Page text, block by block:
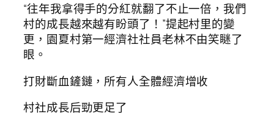
“往年我拿得手的分紅就翻了不止一倍，我們
村的成長越來越有盼頭了！”提起村里的變
更，園夏村第一經濟社社員老林不由笑瞇了
眼。
打財斷血鏟鏈，所有人全體經濟增收
村社成長后勁更足了